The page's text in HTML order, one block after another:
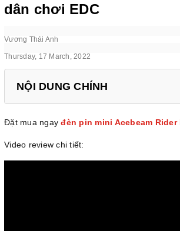
dân chơi EDC
Vương Thái Anh
Thursday, 17 March, 2022
NỘI DUNG CHÍNH
Đặt mua ngayđèn pin mini Acebeam Rider
Video review chi tiết: